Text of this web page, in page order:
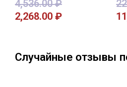
4,536.00₽
2,268.00 ₽
Случайные отзывы